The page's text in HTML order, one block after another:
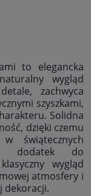
to elegancka
wygląd
zachwyca
szyszkami,
Solidna
dzięki czemu
świątecznych
dodatek do
wygląd
atmosfery i
dekoracji.